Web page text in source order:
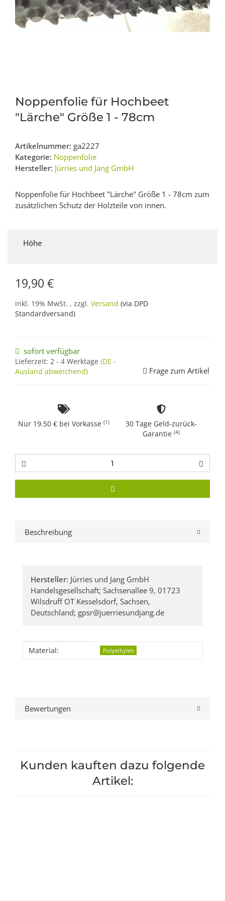
Noppenfolie für Hochbeet
"Lärche" Größe 1 - 78cm
Artikelnummer: ga2227
Kategorie: Noppenfolie
Hersteller: Jürries und Jang GmbH
Noppenfolie für Hochbeet "Lärche" Größe 1 - 78cm zum
zusätzlichen Schutz der Holzteile von innen.
Höhe
19,90 €
inkl. 19% MwSt. , zzgl. Versand (via DPD
Standardversand)
sofort verfügbar
Lieferzeit: 2 - 4 Werktage (DE -
Ausland abweichend)
Frage zum Artikel
Nur 19.50 € bei Vorkasse (1)
30 Tage Geld-zurück-
Garantie (4)
Beschreibung
Hersteller: Jürries und Jang GmbH
Handelsgesellschaft; Sachsenallee 9, 01723
Wilsdruff OT Kesselsdorf, Sachsen,
Deutschland; gpsr@juerriesundjang.de
Produkteigenschaft
Wert
Material: Polyethylen
Bewertungen
Kunden kauften dazu folgende
Artikel: